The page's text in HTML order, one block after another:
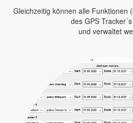
Gleichzeitig können alle Funktionen
des GPS
und verwaltet